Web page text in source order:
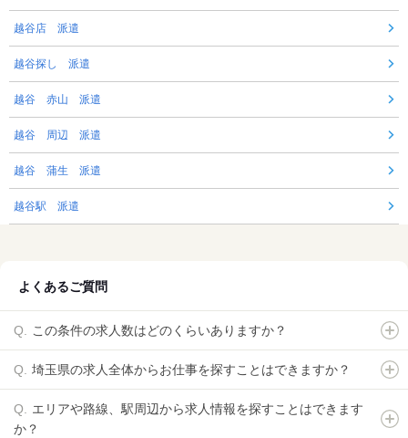
越谷店 派遣
越谷探し 派遣
越谷 赤山 派遣
越谷 周辺 派遣
越谷 蒲生 派遣
越谷駅 派遣
よくあるご質問
この条件の求人数はどのくらいありますか？
埼玉県の求人全体からお仕事を探すことはできますか？
エリアや路線、駅周辺から求人情報を探すことはできます
か？